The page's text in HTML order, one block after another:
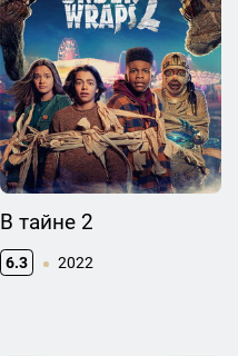
В тайне 2
6.3 2022